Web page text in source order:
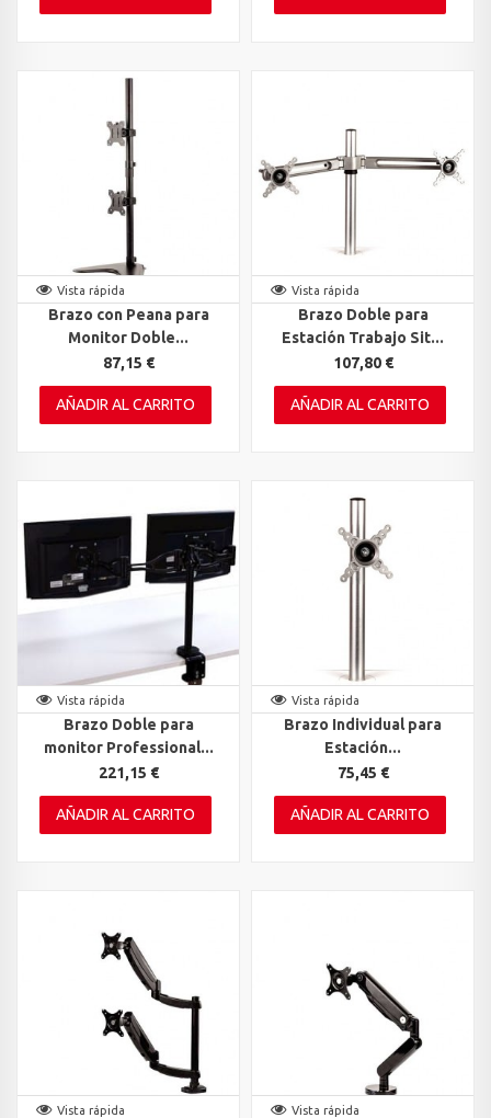
Vista rápida
Brazo con Peana para
Monitor Doble...
87,15 €
AÑADIR AL CARRITO
Vista rápida
Brazo Doble para
Estación Trabajo Sit...
107,80 €
AÑADIR AL CARRITO
Vista rápida
Brazo Doble para
monitor Professional...
221,15 €
AÑADIR AL CARRITO
Vista rápida
Brazo Individual para
Estación...
75,45 €
AÑADIR AL CARRITO
Vista rápida Vista rápida